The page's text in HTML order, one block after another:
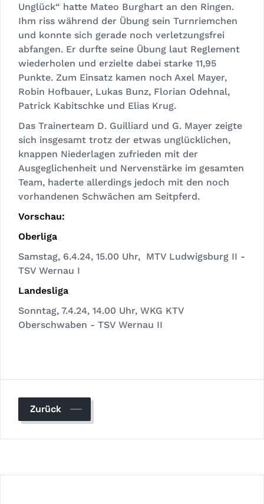
Unglück“ hatte Mateo Burghart an den Ringen.
Ihm riss während der Übung sein Turnriemchen
und konnte sich gerade noch verletzungsfrei
abfangen. Er durfte seine Übung laut Reglement
wiederholen und erzielte dabei starke 11,95
Punkte. Zum Einsatz kamen noch Axel Mayer,
Robin Hofbauer, Lukas Bunz, Florian Odehnal,
Patrick Kabitschke und Elias Krug.
Das Trainerteam D. Guilliard und G. Mayer zeigte
sich insgesamt trotz der etwas unglücklichen,
knappen Niederlagen zufrieden mit der
Ausgeglichenheit und Nervenstärke im gesamten
Team, haderte allerdings jedoch mit den noch
vorhandenen Schwächen am Seitpferd.
Vorschau:
Oberliga
Samstag, 6.4.24, 15.00 Uhr, MTV Ludwigsburg II -
TSV Wernau I
Landesliga
Sonntag, 7.4.24, 14.00 Uhr, WKG KTV
Oberschwaben - TSV Wernau II
Zurück